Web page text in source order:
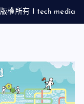
版權所有 I tech media